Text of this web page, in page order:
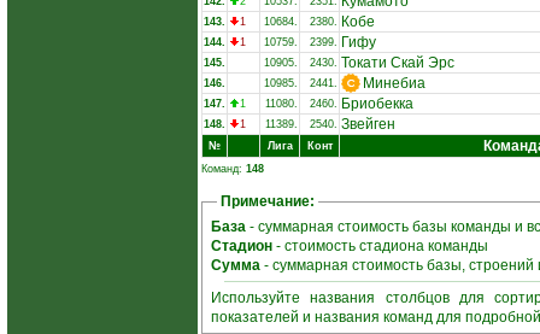
143. 1 10684. 2380. Кобе
144. 1 10759. 2399. Гифу
145. 10905. 2430. Токати Скай Эрс
146. 10985. 2441. Минебиа
147. 1 11080. 2460. Бриобекка
148. 1 11389. 2540. Звейген
№ Лига Конт
Команд: 148
Примечание:
База - суммарная стоимость базы команды и
Стадион - стоимость стадиона команды
Сумма - суммарная стоимость базы,
Используйте названия столбцов для
показателей и названия команд для